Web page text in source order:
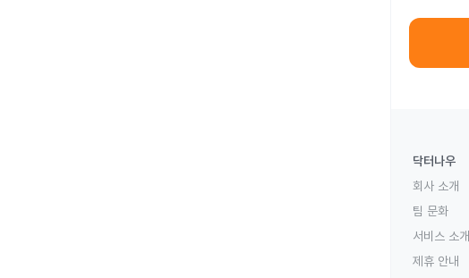
닥터나우
회사 소개
팀 문화
서비스 소개
제휴 안내